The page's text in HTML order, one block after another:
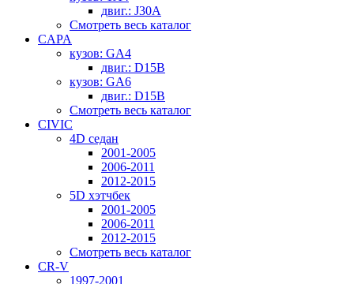
двиг.: J30A
Смотреть весь каталог
CAPA
кузов: GA4
двиг.: D15B
кузов: GA6
двиг.: D15B
Смотреть весь каталог
CIVIC
4D седан
2001-2005
2006-2011
2012-2015
5D хэтчбек
2001-2005
2006-2011
2012-2015
Смотреть весь каталог
CR-V
1997-2001